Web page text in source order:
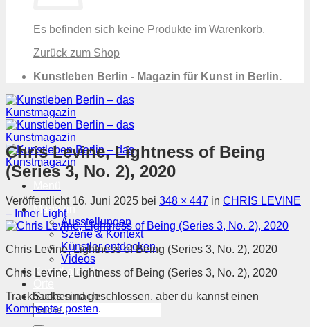
Es befinden sich keine Produkte im Warenkorb.
Zurück zum Shop
Kunstleben Berlin - Magazin für Kunst in Berlin.
Magazin
Ausstellungen
Szene & Kontext
Künstler entdecken
Videos
Kunstkalender
Suchen nach:
Chris Levine, Lightness of Being
(Series 3, No. 2), 2020
Veröffentlicht 16. Juni 2025 bei 348 × 447 in CHRIS LEVINE
– Inner Light
Chris Levine, Lightness of Being (Series 3, No. 2), 2020
Chris Levine, Lightness of Being (Series 3, No. 2), 2020
Trackbacks sind geschlossen, aber du kannst einen
Kommentar posten.